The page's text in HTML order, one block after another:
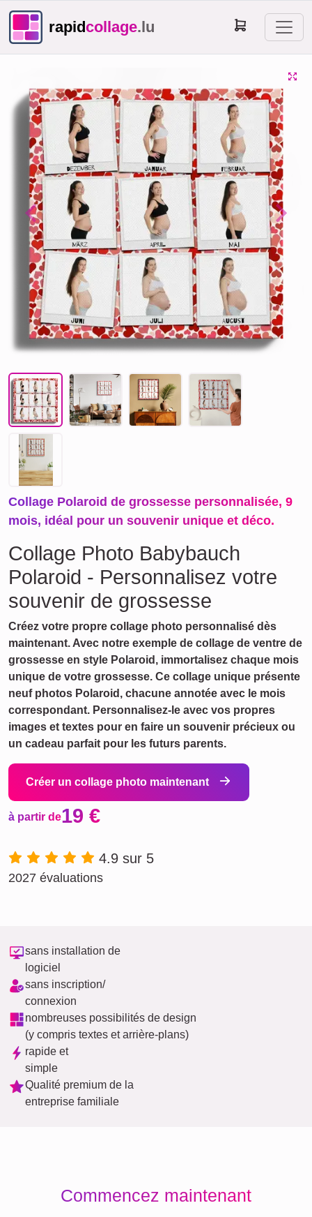
rapidcollage.lu
Previous Next
Collage Polaroid de grossesse personnalisée, 9
mois, idéal pour un souvenir unique et déco.
Collage Photo Babybauch
Polaroid - Personnalisez votre
souvenir de grossesse
Créez votre propre collage photo personnalisé dès
maintenant. Avec notre exemple de collage de ventre de
grossesse en style Polaroid, immortalisez chaque mois
unique de votre grossesse. Ce collage unique présente
neuf photos Polaroid, chacune annotée avec le mois
correspondant. Personnalisez-le avec vos propres
images et textes pour en faire un souvenir précieux ou
un cadeau parfait pour les futurs parents.
Créer un collage photo maintenant
à partir de19 €
4.9 sur 5
2027 évaluations
sans installation de
logiciel
sans inscription/
connexion
nombreuses possibilités de design
(y compris textes et arrière-plans)
rapide et
simple
Qualité premium de la
entreprise familiale
Commencez maintenant